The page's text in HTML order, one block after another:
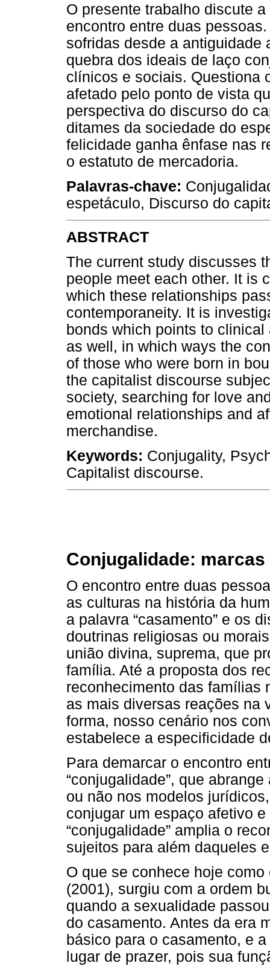
O presente trabalho discute
encontro entre duas
sofridas desde a antiguidade
quebra dos ideais de laço
clínicos e sociais. Questiona
afetado pelo ponto de vista
perspectiva do discurso do
ditames da sociedade do
felicidade ganha ênfase nas
o estatuto de mercadoria.
Palavras-chave:
espetáculo, Discurso do
ABSTRACT
The current study discusses
people meet each other. It is
which these relationships
contemporaneity. It is
bonds which points to
as well, in which ways the
of those who were born in
the capitalist discourse
society, searching for love
emotional relationships and
merchandise.
Keywords: Conjugality,
Capitalist discourse.
Conjugalidade:
O encontro entre duas
as culturas na história da
a palavra “casamento” e os
doutrinas religiosas ou
união divina, suprema, que
família. Até a proposta dos
reconhecimento das famílias
as mais diversas reações na
forma, nosso cenário nos
estabelece a especificidade
Para demarcar o encontro
“conjugalidade”, que
ou não nos modelos
conjugar um espaço afetivo
“conjugalidade” amplia o
sujeitos para além daqueles
O que se conhece hoje
(2001), surgiu com a ordem
quando a sexualidade
do casamento. Antes da era
básico para o casamento, e
lugar de prazer, pois sua